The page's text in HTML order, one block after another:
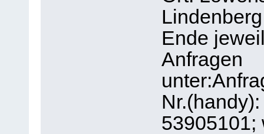
Ende
Anfragen
53905101;